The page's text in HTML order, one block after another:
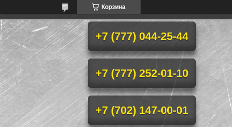
Корзина
+7 (777) 044-25-44
+7 (777) 252-01-10
+7 (702) 147-00-01